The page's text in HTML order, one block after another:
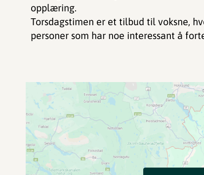
opplæring.
Torsdagstimen er et tilbud til voksne,
personer som har noe interessant å